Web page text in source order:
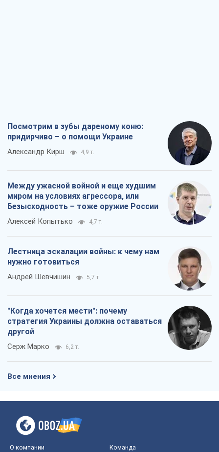
Посмотрим в зубы дареному коню:
придирчиво – о помощи Украине
Александр Кирш 4,9 т.
Между ужасной войной и еще худшим
миром на условиях агрессора, или
Безысходность – тоже оружие России
Алексей Копытько 4,7 т.
Лестница эскалации войны: к чему нам
нужно готовиться
Андрей Шевчишин 5,7 т.
"Когда хочется мести": почему
стратегия Украины должна оставаться
другой
Серж Марко 6,2 т.
Все мнения
О компании Команда